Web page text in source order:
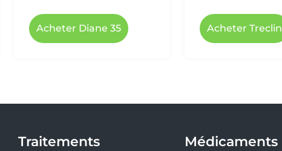
Acheter Diane 35 Acheter Treclin
Traitements Médicaments